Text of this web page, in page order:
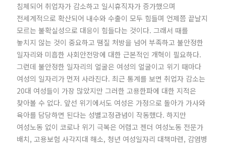
침체되어 취업자가 감소하고 일시휴직자가 증가했으며
전세계적으로 확산되어 내수와 수출이 모두 힘들며 언제쯤 끝날지
모르는 불확실성으로 대응이 힘들다는 것이다. 그래서 때를
놓치지 않는 것이 중요하고 땜질 처방을 넘어 부족하고 불안정한
일자리와 미흡한 사회안전망에 대한 근본적인 개혁이 필요하다.
그런데 불안정한 일자리의 얼굴은 여성의 얼굴이고 위기 때마다
여성의 일자리가 먼저 사라진다. 최근 통계를 보면 취업자 감소는
20대 여성들이 가장 많았지만 그러한 고용한파에 대한 지적은
찾아볼 수 없다. 앞선 위기에서도 여성은 가정으로 돌아가 가사와
육아를 담당하면 된다는 성별고정관념이 작동했다. 하지만
여성노동 없이 코로나 위기 극복은 어렵고 젠더 여성노동 전문가
배치, 고용보험 사각지대 해소, 청년 여성일자리 대책마련, 감염병